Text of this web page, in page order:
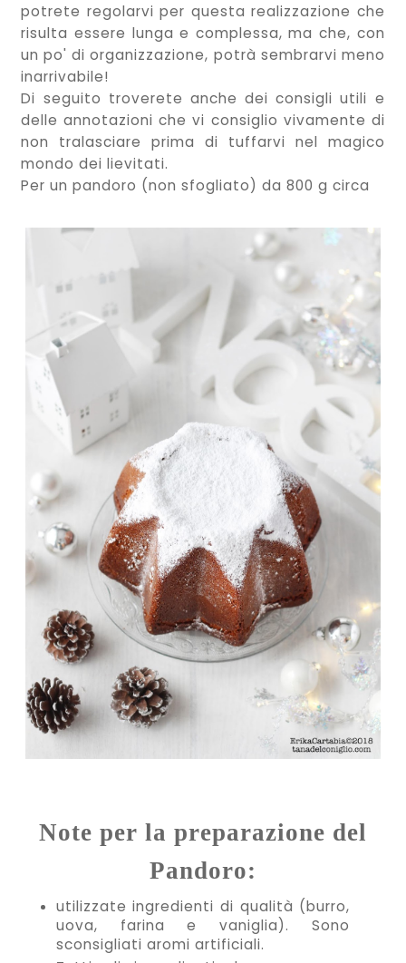
potrete regolarvi per questa realizzazione che
risulta essere lunga e complessa, ma che, con
un po' di organizzazione, potrà sembrarvi meno
inarrivabile!
Di seguito troverete anche dei consigli utili e
delle annotazioni che vi consiglio vivamente di
non tralasciare prima di tuffarvi nel magico
mondo dei lievitati.
Per un pandoro (non sfogliato) da 800 g circa
Note per la preparazione del
Pandoro:
utilizzate ingredienti di qualità (burro,
uova, farina e vaniglia). Sono
sconsigliati aromi artificiali.